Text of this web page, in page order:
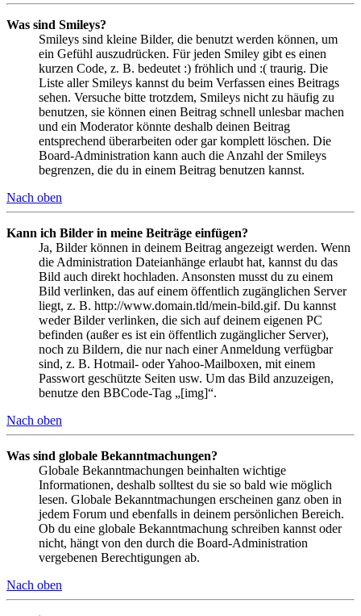
Was sind Smileys?
Smileys sind kleine Bilder, die benutzt werden können, um
ein Gefühl auszudrücken. Für jeden Smiley gibt es einen
kurzen Code, z. B. bedeutet :) fröhlich und :( traurig. Die
Liste aller Smileys kannst du beim Verfassen eines Beitrags
sehen. Versuche bitte trotzdem, Smileys nicht zu häufig zu
benutzen, sie können einen Beitrag schnell unlesbar machen
und ein Moderator könnte deshalb deinen Beitrag
entsprechend überarbeiten oder gar komplett löschen. Die
Board-Administration kann auch die Anzahl der Smileys
begrenzen, die du in einem Beitrag benutzen kannst.
Nach oben
Kann ich Bilder in meine Beiträge einfügen?
Ja, Bilder können in deinem Beitrag angezeigt werden. Wenn
die Administration Dateianhänge erlaubt hat, kannst du das
Bild auch direkt hochladen. Ansonsten musst du zu einem
Bild verlinken, das auf einem öffentlich zugänglichen Server
liegt, z. B. http://www.domain.tld/mein-bild.gif. Du kannst
weder Bilder verlinken, die sich auf deinem eigenen PC
befinden (außer es ist ein öffentlich zugänglicher Server),
noch zu Bildern, die nur nach einer Anmeldung verfügbar
sind, z. B. Hotmail- oder Yahoo-Mailboxen, mit einem
Passwort geschützte Seiten usw. Um das Bild anzuzeigen,
benutze den BBCode-Tag „[img]“.
Nach oben
Was sind globale Bekanntmachungen?
Globale Bekanntmachungen beinhalten wichtige
Informationen, deshalb solltest du sie so bald wie möglich
lesen. Globale Bekanntmachungen erscheinen ganz oben in
jedem Forum und ebenfalls in deinem persönlichen Bereich.
Ob du eine globale Bekanntmachung schreiben kannst oder
nicht, hängt von den durch die Board-Administration
vergebenen Berechtigungen ab.
Nach oben